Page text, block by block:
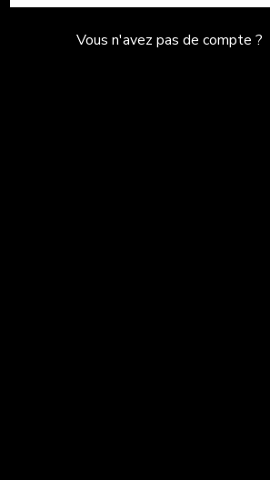
Vous n'avez pas de compte ?